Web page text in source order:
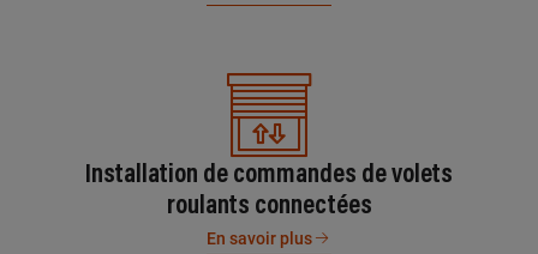
Installation de commandes de volets
roulants connectées
En savoir plus